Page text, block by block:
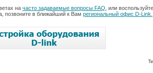
на часто задаваемые вопросы FAQ , или
позвоните в ближайший к Вам региональный офис D-Link.